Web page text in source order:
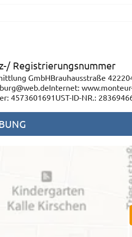
Registrierungsnummer
GmbHBrauhausstraße
4573601691UST-ID-NR.: